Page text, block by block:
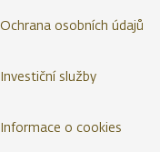
Ochrana osobních údajů
Investiční služby
Informace o cookies